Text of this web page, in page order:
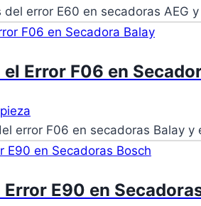
error E60 en secadoras AEG
Error F06 en
error F06 en secadoras Balay
E90 en